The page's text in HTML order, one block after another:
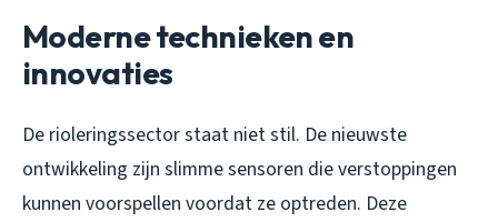
Moderne technieken en
innovaties
De rioleringssector staat niet stil. De nieuwste
ontwikkeling zijn slimme sensoren die verstoppingen
kunnen voorspellen voordat ze optreden. Deze